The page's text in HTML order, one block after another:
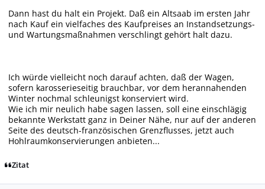
Dann hast du halt ein Projekt. Daß ein Altsaab im ersten Jahr
nach Kauf ein vielfaches des Kaufpreises an Instandsetzungs-
und Wartungsmaßnahmen verschlingt gehört halt dazu.
Ich würde vielleicht noch darauf achten, daß der Wagen,
sofern karosserieseitig brauchbar, vor dem herannahenden
Winter nochmal schleunigst konserviert wird.
Wie ich mir neulich habe sagen lassen, soll eine einschlägig
bekannte Werkstatt ganz in Deiner Nähe, nur auf der anderen
Seite des deutsch-französischen Grenzflusses, jetzt auch
Hohlraumkonservierungen anbieten...
Zitat